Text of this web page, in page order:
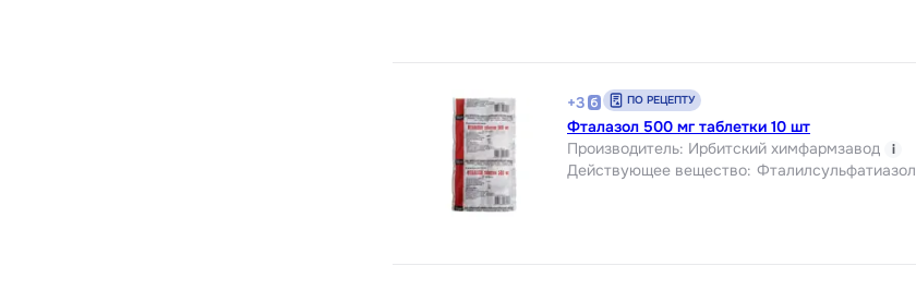
+3 ПО РЕЦЕПТУ
Фталазол 500 мг таблетки 10 шт
Производитель: Ирбитский химфармзавод i
Действующее вещество: Фталилсульфатиазол